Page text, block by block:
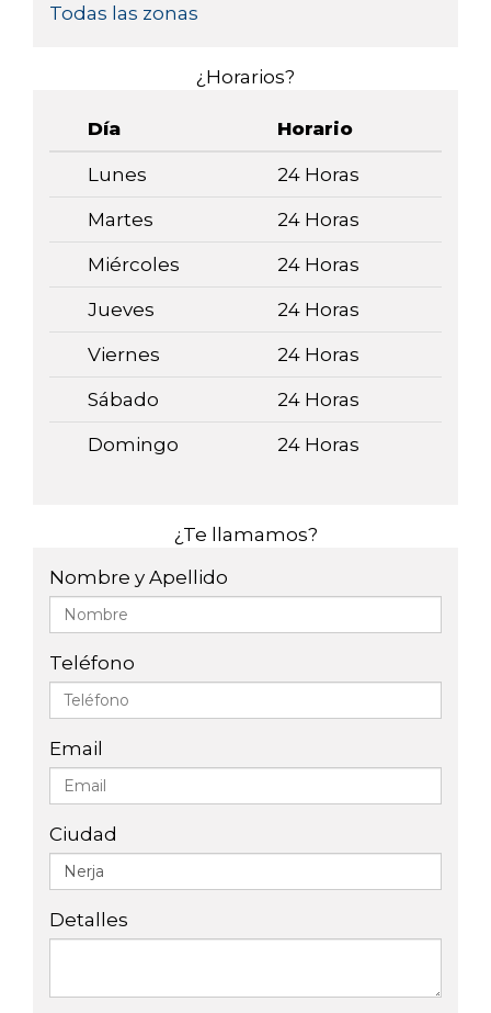
Todas las zonas
¿Horarios?
Día Horario
Lunes 24 Horas
Martes 24 Horas
Miércoles 24 Horas
Jueves 24 Horas
Viernes 24 Horas
Sábado 24 Horas
Domingo 24 Horas
¿Te llamamos?
Nombre y Apellido
Teléfono
Email
Ciudad
Detalles